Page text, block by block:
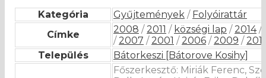
Kategória Gyűjtemények / Folyóirattár
Címke
2008 / 2011 / községi lap / 2014/
/ 2007 / 2001 / 2006 / 2009 /
Település
Bátorkeszi [Bátorove Kosihy]
Főszerkesztő: Miriák Ferenc,